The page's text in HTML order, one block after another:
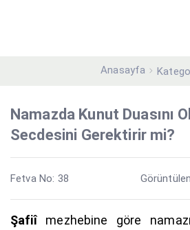
Anasayfa
Namazda Kunut Duasını
Secdesini Gerektirir mi?
Fetva No: 38
Şafiî mezhebine göre